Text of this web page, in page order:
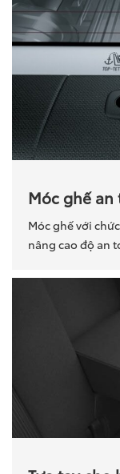
Móc ghế an
Móc ghế với
nâng cao độ an